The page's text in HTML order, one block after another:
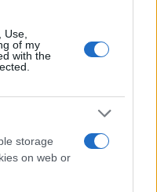
of my
with the
storage
on web or